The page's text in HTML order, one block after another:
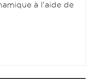
à l'aide de